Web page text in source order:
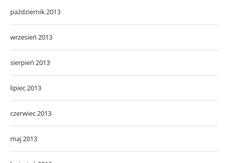
październik 2013
wrzesień 2013
sierpień 2013
lipiec 2013
czerwiec 2013
maj 2013